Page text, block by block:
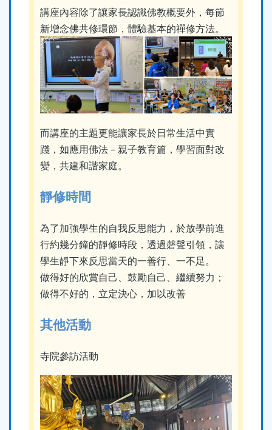
講座內容除了讓家長認識佛教概要外，每節
新增念佛共修環節，體驗基本的禪修方法。
而講座的主題更能讓家長於日常生活中實
踐，如應用佛法－親子教育篇，學習面對改
變，共建和諧家庭。
靜修時間
為了加強學生的自我反思能力，於放學前進
行約幾分鐘的靜修時段，透過磬聲引領，讓
學生靜下來反思當天的一善行、一不足。
做得好的欣賞自己、鼓勵自己、繼續努力；
做得不好的，立定決心，加以改善
其他活動
寺院參訪活動